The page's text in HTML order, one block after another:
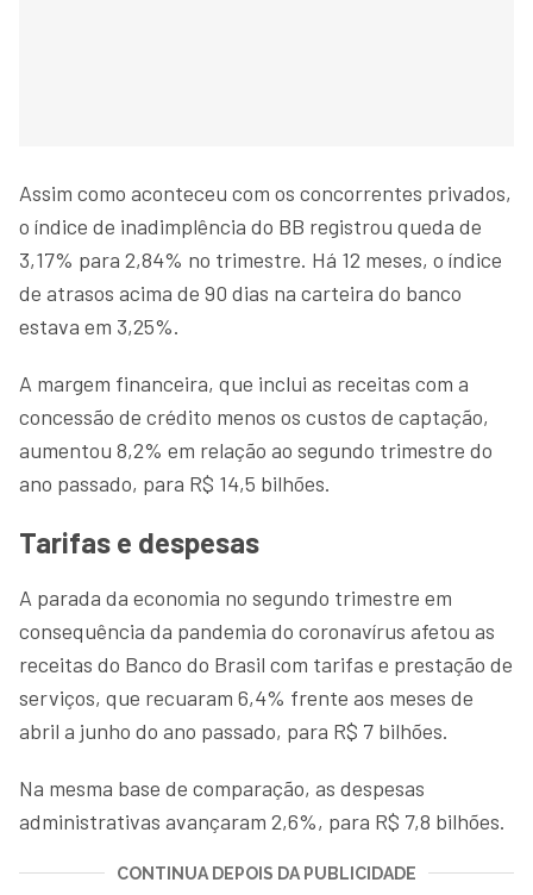
Assim como aconteceu com os concorrentes privados,
o índice de inadimplência do BB registrou queda de
3,17% para 2,84% no trimestre. Há 12 meses, o índice
de atrasos acima de 90 dias na carteira do banco
estava em 3,25%.
A margem financeira, que inclui as receitas com a
concessão de crédito menos os custos de captação,
aumentou 8,2% em relação ao segundo trimestre do
ano passado, para R$ 14,5 bilhões.
Tarifas e despesas
A parada da economia no segundo trimestre em
consequência da pandemia do coronavírus afetou as
receitas do Banco do Brasil com tarifas e prestação de
serviços, que recuaram 6,4% frente aos meses de
abril a junho do ano passado, para R$ 7 bilhões.
Na mesma base de comparação, as despesas
administrativas avançaram 2,6%, para R$ 7,8 bilhões.
CONTINUA DEPOIS DA PUBLICIDADE